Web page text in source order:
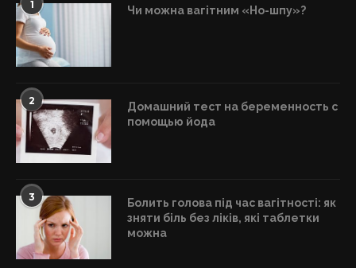
1 Чи можна вагітним «Но-шпу»?
2
Домашний тест на беременность с
помощью йода
3
Болить голова під час вагітності: як
зняти біль без ліків, які таблетки
можна